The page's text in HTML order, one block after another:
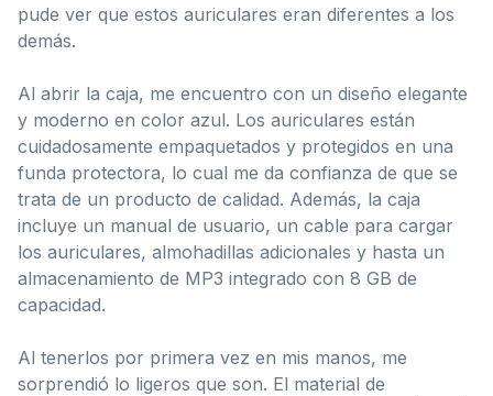
pude ver que estos auriculares eran diferentes a los
demás.
Al abrir la caja, me encuentro con un diseño elegante
y moderno en color azul. Los auriculares están
cuidadosamente empaquetados y protegidos en una
funda protectora, lo cual me da confianza de que se
trata de un producto de calidad. Además, la caja
incluye un manual de usuario, un cable para cargar
los auriculares, almohadillas adicionales y hasta un
almacenamiento de MP3 integrado con 8 GB de
capacidad.
Al tenerlos por primera vez en mis manos, me
sorprendió lo ligeros que son. El material de